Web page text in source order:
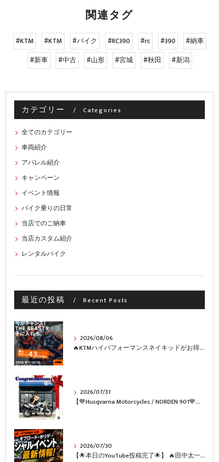
関連タグ
#KTM #KTM #バイク #RC390 #rc #390
#納車
#新車
#中古 #山形 #宮城 #秋田 #新潟
カテゴリー Categories
全てのカテゴリー
車両紹介
アパレル紹介
キャンペーン
イベント情報
バイク乗りの日常
当店でのご納車
当店カスタム紹介
レンタルバイク
最近の投稿 Recent Posts
2026/08/06
🔥KTMハイパフォーマンスネイキッドがお得に手に入るチャンス🔥
2026/07/31
【💙Husqvarna Motorcycles / NORDEN 901💙】 ご納車おめでとうございます🎉✨
2026/07/30
【🌟本日のYouTube投稿完了🌟】 🔥田中太一さんをスペシャルゲストに🔥 8月22日(土)オフロード・ホリデー最新情報！！